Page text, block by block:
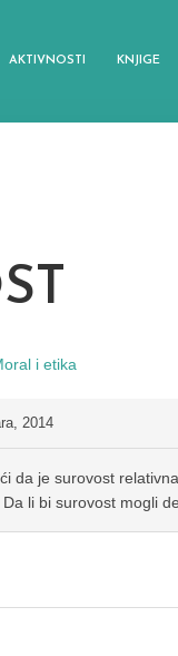
AKTIVNOSTI KNJIGE
i etika
2014
da je surovost
li bi surovost mogli